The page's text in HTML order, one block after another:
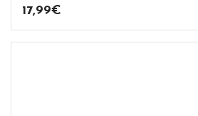
17,99€